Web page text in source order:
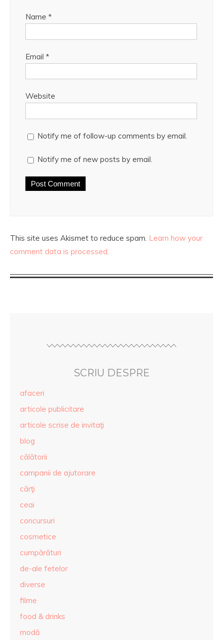
Name *
Email *
Website
Notify me of follow-up comments by email.
Notify me of new posts by email.
This site uses Akismet to reduce spam. Learn how your
comment data is processed.
SCRIU DESPRE
afaceri
articole publicitare
articole scrise de invitaţi
blog
călătorii
campanii de ajutorare
cărţi
ceai
concursuri
cosmetice
cumpărături
de-ale fetelor
diverse
filme
food & drinks
modă